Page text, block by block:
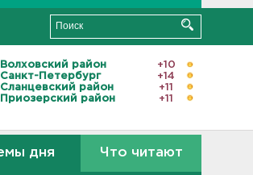
Волховский район
+10
Санкт-Петербург
+14
Сланцевский район
+11
Приозерский район
+11
дня Что читают